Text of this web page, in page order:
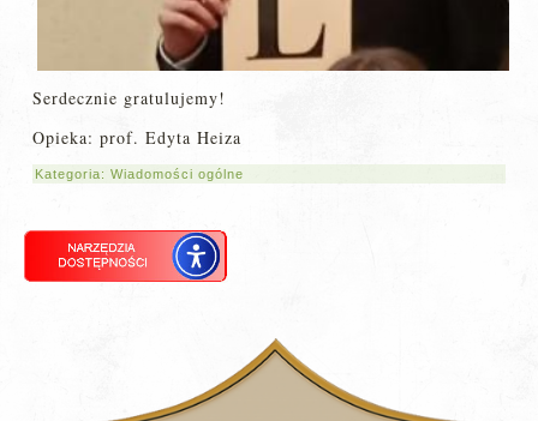
Serdecznie gratulujemy!
Opieka: prof. Edyta Heiza
Kategoria:Wiadomości ogólne